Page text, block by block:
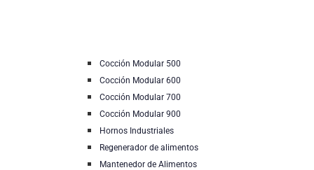
Cocción Modular 500
Cocción Modular 600
Cocción Modular 700
Cocción Modular 900
Hornos Industriales
Regenerador de alimentos
Mantenedor de Alimentos